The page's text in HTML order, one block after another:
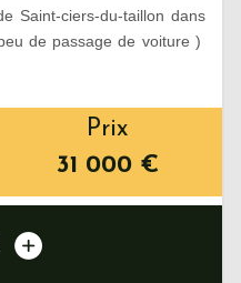
Saint-ciers-du-taillon dans
de passage de voiture )
Prix
31 000 €